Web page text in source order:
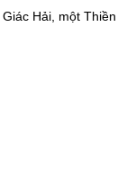
Hải, một Thiền